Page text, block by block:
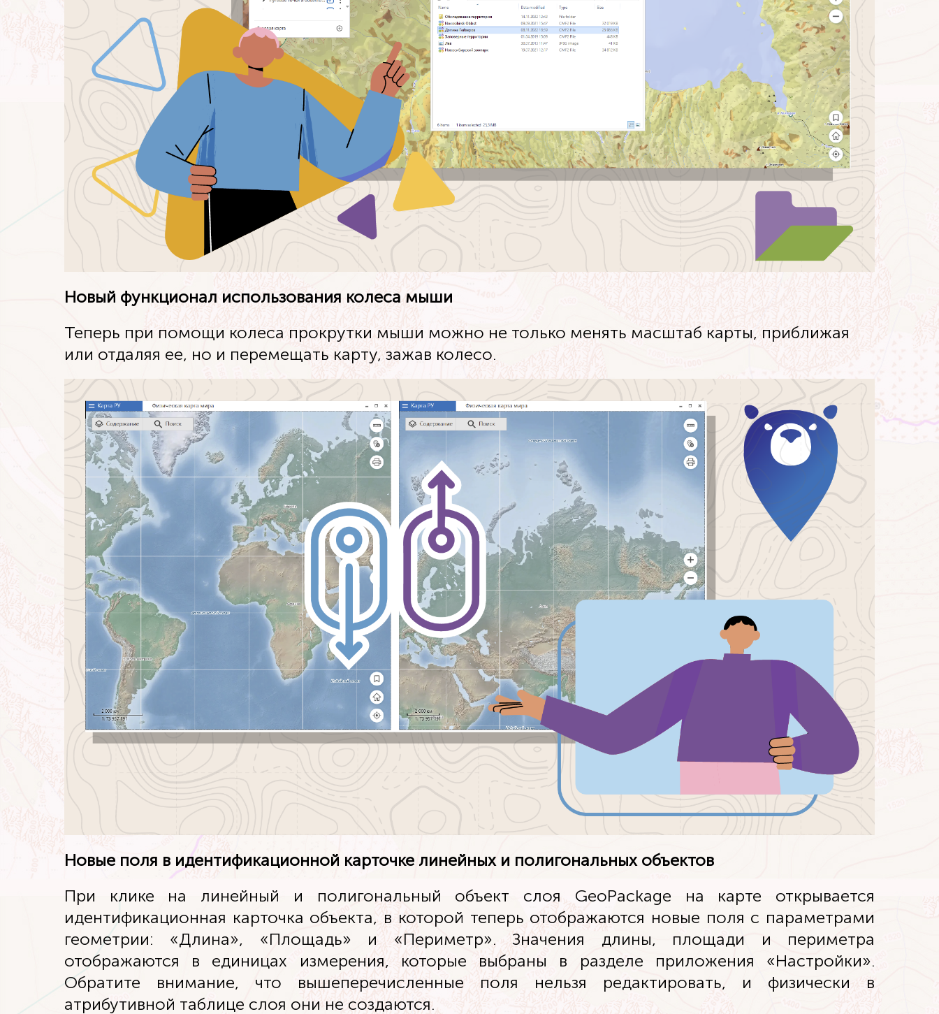
Новый функционал использования колеса мыши
Теперь при помощи колеса прокрутки мыши можно не только менять масштаб карты, приближая
или отдаляя ее, но и перемещать карту, зажав колесо.
Новые поля в идентификационной карточке линейных и полигональных объектов
При клике на линейный и полигональный объект слоя GeoPackage на карте открывается
идентификационная карточка объекта, в которой теперь отображаются новые поля с параметрами
геометрии: «Длина», «Площадь» и «Периметр». Значения длины, площади и периметра
отображаются в единицах измерения, которые выбраны в разделе приложения «Настройки».
Обратите внимание, что вышеперечисленные поля нельзя редактировать, и физически в
атрибутивной таблице слоя они не создаются.